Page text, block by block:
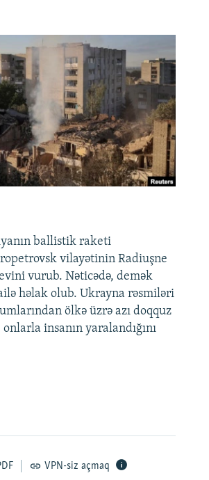
ballistik raketi
vilayətinin Radiuşne
vurub. Nəticədə, demək
həlak olub. Ukrayna rəsmiləri
ölkə üzrə azı doqquz
insanın yaralandığını
VPN-siz açmaq